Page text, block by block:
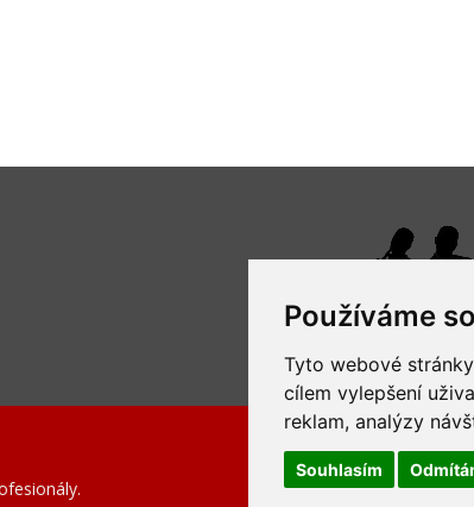
Používáme
Tyto webové
cílem vylepšení
reklam, analýzy
Souhlasím